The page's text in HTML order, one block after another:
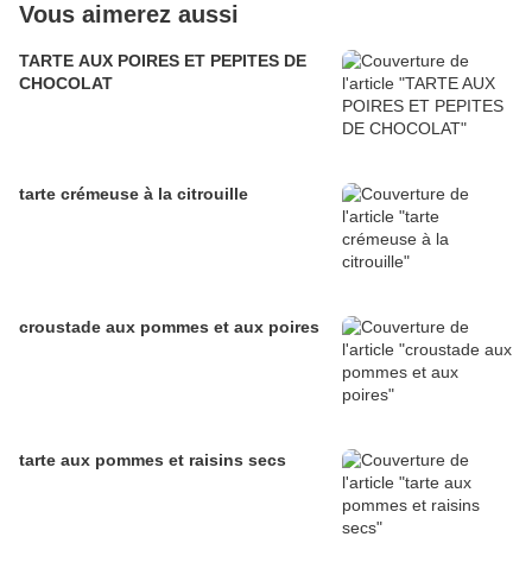
Vous aimerez aussi
TARTE AUX POIRES ET PEPITES DE
CHOCOLAT
tarte crémeuse à la citrouille
croustade aux pommes et aux poires
tarte aux pommes et raisins secs